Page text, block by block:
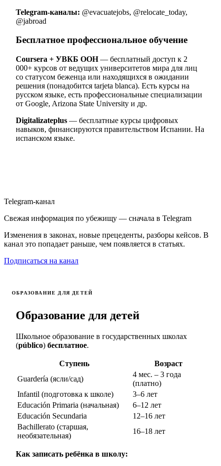
Telegram-каналы: @evacuatejobs, @relocate_today,
@jabroad
Бесплатное профессиональное обучение
Coursera + УВКБ ООН— бесплатный доступ к 2
000+ курсов от ведущих университетов мира для лиц
со статусом беженца или находящихся в ожидании
решения (понадобится tarjeta blanca). Есть курсы на
русском языке, есть профессиональные специализации
от Google, Arizona State University и др.
Digitalizateplus — бесплатные курсы цифровых
навыков, финансируются правительством Испании. На
испанском языке.
Telegram-канал
Свежая информация по убежищу — сначала в Telegram
Изменения в законах, новые прецеденты, разборы кейсов. В
канал это попадает раньше, чем появляется в статьях.
Подписаться на канал
ОБРАЗОВАНИЕ ДЛЯ ДЕТЕЙ
Образование для детей
Школьное образование в государственных школах
(público) бесплатное.
Ступень
Возраст
Guardería (ясли/сад)
4 мес. – 3 года
(платно)
Infantil (подготовка к школе)
3–6 лет
Educación Primaria (начальная)
6–12 лет
Educación Secundaria
12–16 лет
Bachillerato (старшая,
необязательная)
16–18 лет
Как записать ребёнка в школу: